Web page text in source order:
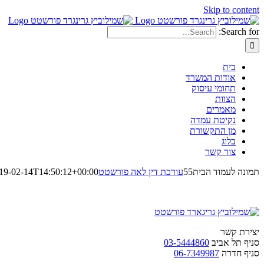
Skip to content
Search for:
בית
אודות המשרד
תחומי עיסוק
הצוות
מאמרים
נקיטת עמדה
מן התקשורת
בלוג
צור קשר
תמונה לעמוד הבית55
עורכת דין לאה פורשטט02-14T14:50:12+00:00
יצירת קשר
סניף תל אביב 03-5444860
סניף חדרה 06-7349987